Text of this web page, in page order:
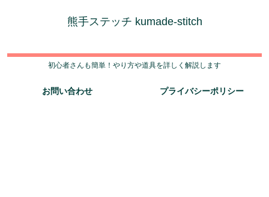
熊手ステッチ kumade-stitch
初心者さんも簡単！やり方や道具を詳しく解説します
お問い合わせ プライバシーポリシー